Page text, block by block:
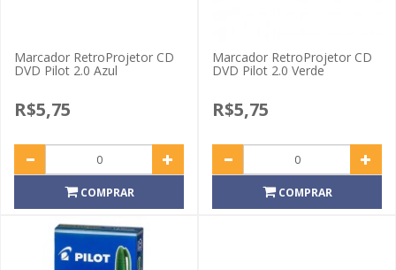
Marcador RetroProjetor CD
DVD Pilot 2.0 Azul
R$5,75
COMPRAR
Marcador RetroProjetor CD
DVD Pilot 2.0 Verde
R$5,75
COMPRAR